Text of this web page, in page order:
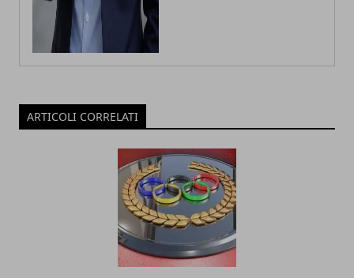
ARTICOLI CORRELATI